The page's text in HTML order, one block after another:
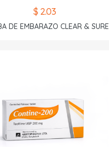
$ 2.03
DE EMBARAZO CLEAR & SURE